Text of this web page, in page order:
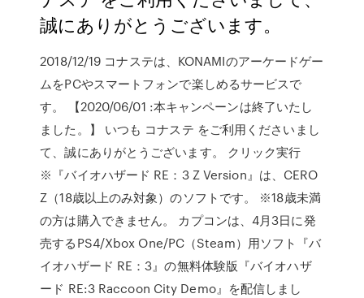
誠にありがとうございます。
2018/12/19 コナステは、KONAMIのアーケードゲー
ムをPCやスマートフォンで楽しめるサービスで
す。 【2020/06/01 :本キャンペーンは終了いたし
ました。】 いつも コナステ をご利用くださいまし
て、誠にありがとうございます。 クリック実行
※『バイオハザード RE：3 Z Version』は、CERO
Z（18歳以上のみ対象）のソフトです。 ※18歳未満
の方は購入できません。 カプコンは、4月3日に発
売するPS4/Xbox One/PC（Steam）用ソフト『バ
イオハザード RE：3』の無料体験版『バイオハザ
ード RE:3 Raccoon City Demo』を配信しまし